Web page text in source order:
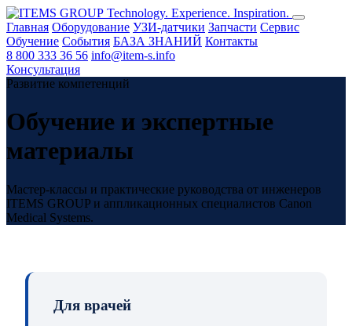
Technology. Experience. Inspiration.
Главная Оборудование УЗИ-датчики Запчасти Сервис
Обучение События БАЗА ЗНАНИЙ Контакты
8 800 333 36 56 info@item-s.info
Консультация
Развитие компетенций
Обучение и экспертные
материалы
Мастер-классы и практические руководства от инженеров
ITEMS GROUP и аппликационных специалистов Canon
Medical Systems.
Для врачей